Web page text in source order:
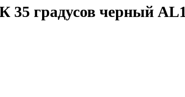
35 градусов черный